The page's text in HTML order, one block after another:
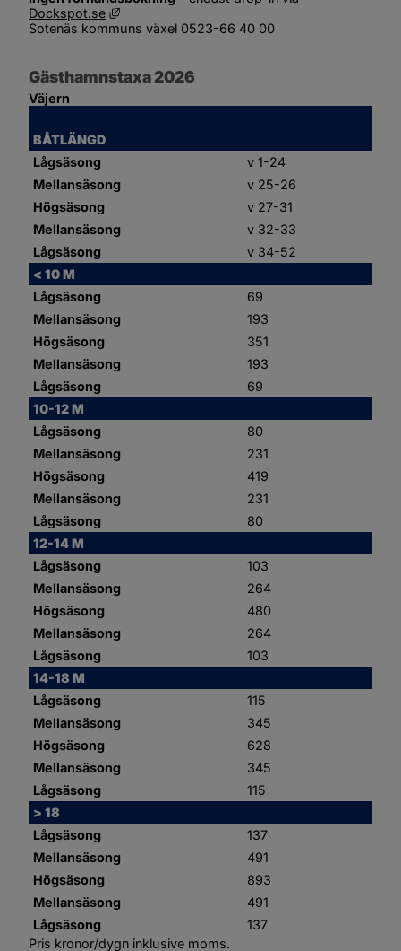
Dockspot.se
Länk till annan webbplats, öppnas i nytt
Sotenäs kommuns växel 0523-66 40 00
Gästhamnstaxa 2026
Väjern
BÅTLÄNGD
Lågsäsong
v 1-24
Mellansäsong
v 25-26
Högsäsong
v 27-31
Mellansäsong
v 32-33
Lågsäsong
v 34-52
< 10 M
Lågsäsong
69
Mellansäsong
193
Högsäsong
351
Mellansäsong
193
Lågsäsong
69
10-12 M
Lågsäsong
80
Mellansäsong
231
Högsäsong
419
Mellansäsong
231
Lågsäsong
80
12-14 M
Lågsäsong
103
Mellansäsong
264
Högsäsong
480
Mellansäsong
264
Lågsäsong
103
14-18 M
Lågsäsong
115
Mellansäsong
345
Högsäsong
628
Mellansäsong
345
Lågsäsong
115
> 18
Lågsäsong
137
Mellansäsong
491
Högsäsong
893
Mellansäsong
491
Lågsäsong
137
Pris kronor/dygn inklusive moms.